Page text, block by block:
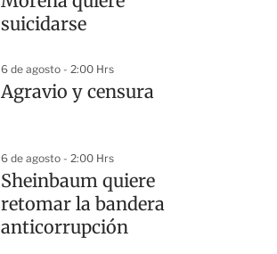
suicidarse
6 de agosto - 2:00 Hrs
Agravio y censura
6 de agosto - 2:00 Hrs
Sheinbaum quiere
retomar la bandera
anticorrupción